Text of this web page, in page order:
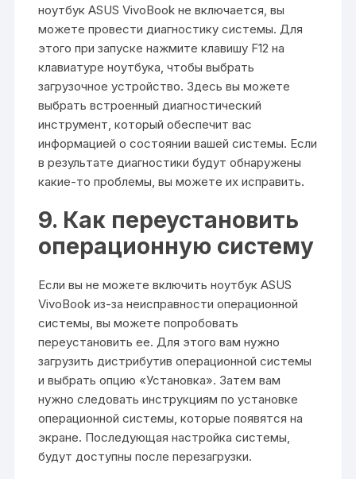
ноутбук ASUS VivoBook не включается, вы
можете провести диагностику системы. Для
этого при запуске нажмите клавишу F12 на
клавиатуре ноутбука, чтобы выбрать
загрузочное устройство. Здесь вы можете
выбрать встроенный диагностический
инструмент, который обеспечит вас
информацией о состоянии вашей системы. Если
в результате диагностики будут обнаружены
какие-то проблемы, вы можете их исправить.
9. Как переустановить
операционную систему
Если вы не можете включить ноутбук ASUS
VivoBook из-за неисправности операционной
системы, вы можете попробовать
переустановить ее. Для этого вам нужно
загрузить дистрибутив операционной системы
и выбрать опцию «Установка». Затем вам
нужно следовать инструкциям по установке
операционной системы, которые появятся на
экране. Последующая настройка системы,
будут доступны после перезагрузки.